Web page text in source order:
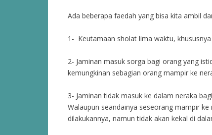
Ada beberapa faedah yang bisa kita ambil
1- Keutamaan sholat lima waktu,
2- Jaminan masuk sorga bagi orang yang
kemungkinan sebagian orang mampir ke
3- Jaminan tidak masuk ke dalam neraka
Walaupun seandainya seseorang mampir
dilakukannya, namun tidak akan kekal di